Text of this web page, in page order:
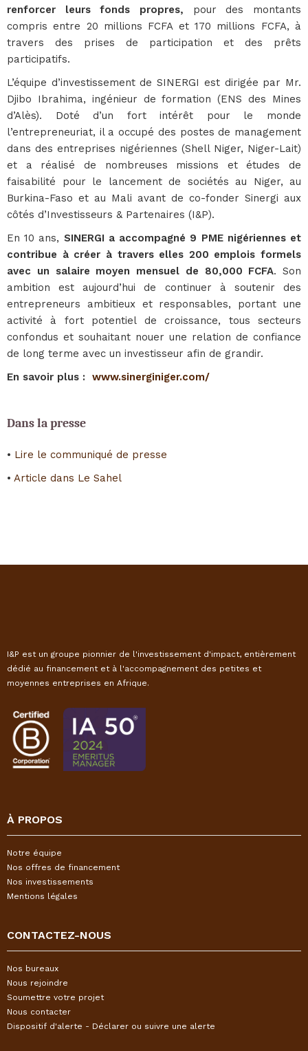
renforcer leurs fonds propres, pour des montants
compris entre 20 millions FCFA et 170 millions FCFA, à
travers des prises de participation et des prêts
participatifs.
L’équipe d’investissement de SINERGI est dirigée par Mr.
Djibo Ibrahima, ingénieur de formation (ENS des Mines
d’Alès). Doté d’un fort intérêt pour le monde
l’entrepreneuriat, il a occupé des postes de management
dans des entreprises nigériennes (Shell Niger, Niger-Lait)
et a réalisé de nombreuses missions et études de
faisabilité pour le lancement de sociétés au Niger, au
Burkina-Faso et au Mali avant de co-fonder Sinergi aux
côtés d’Investisseurs & Partenaires (I&P).
En 10 ans, SINERGI a accompagné 9 PME nigériennes et
contribue à créer à travers elles 200 emplois formels
avec un salaire moyen mensuel de 80,000 FCFA. Son
ambition est aujourd’hui de continuer à soutenir des
entrepreneurs ambitieux et responsables, portant une
activité à fort potentiel de croissance, tous secteurs
confondus et souhaitant nouer une relation de confiance
de long terme avec un investisseur afin de grandir.
En savoir plus : www.sinerginiger.com/
Dans la presse
• Lire le communiqué de presse
• Article dans Le Sahel
I&P est un groupe pionnier de l'investissement d'impact, entièrement
dédié au financement et à l'accompagnement des petites et
moyennes entreprises en Afrique.
À PROPOS
Notre équipe
Nos offres de financement
Nos investissements
Mentions légales
CONTACTEZ-NOUS
Nos bureaux
Nous rejoindre
Soumettre votre projet
Nous contacter
Dispositif d'alerte - Déclarer ou suivre une alerte